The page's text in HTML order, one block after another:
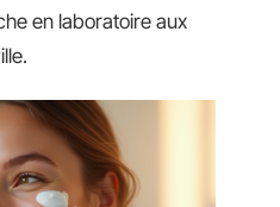
en laboratoire aux